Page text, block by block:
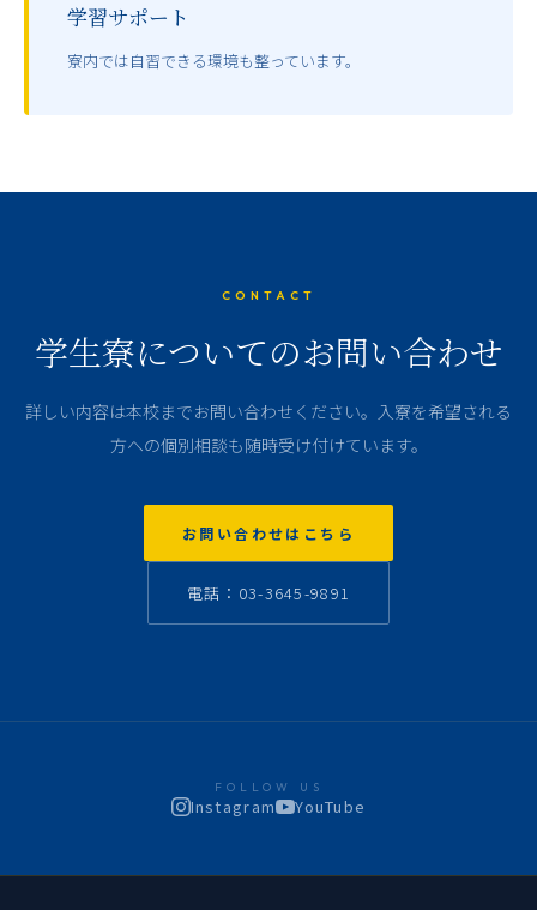
学習サポート
寮内では自習できる環境も整っています。
CONTACT
学生寮についてのお問い合わせ
詳しい内容は本校までお問い合わせください。入寮を希望される
方への個別相談も随時受け付けています。
お問い合わせはこちら
電話：03-3645-9891
FOLLOW US
Instagram YouTube